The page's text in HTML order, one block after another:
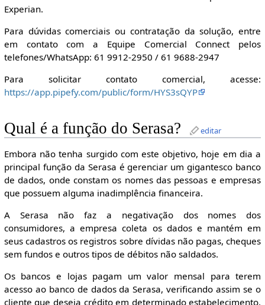
Experian.
Para dúvidas comerciais ou contratação da solução, entre
em contato com a Equipe Comercial Connect pelos
telefones/WhatsApp: 61 9912-2950 / 61 9688-2947
Para solicitar contato comercial, acesse:
https://app.pipefy.com/public/form/HYS3sQYP
Qual é a função do Serasa? editar
Embora não tenha surgido com este objetivo, hoje em dia a
principal função da Serasa é gerenciar um gigantesco banco
de dados, onde constam os nomes das pessoas e empresas
que possuem alguma inadimplência financeira.
A Serasa não faz a negativação dos nomes dos
consumidores, a empresa coleta os dados e mantém em
seus cadastros os registros sobre dívidas não pagas, cheques
sem fundos e outros tipos de débitos não saldados.
Os bancos e lojas pagam um valor mensal para terem
acesso ao banco de dados da Serasa, verificando assim se o
cliente que deseja crédito em determinado estabelecimento,